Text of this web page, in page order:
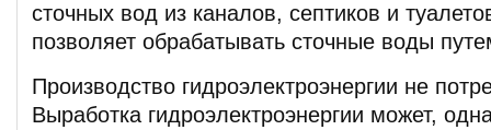
сточных вод из каналов, септиков и
позволяет обрабатывать сточные воды
Производство гидроэлектроэнергии не
Выработка гидроэлектроэнергии может,